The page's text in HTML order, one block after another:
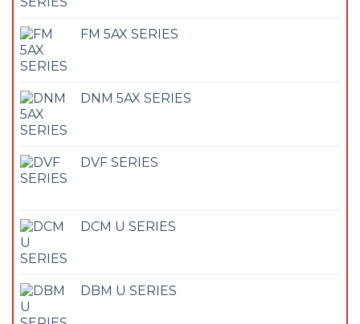
FM 5AX SERIES
DNM 5AX SERIES
DVF SERIES
DCM U SERIES
DBM U SERIES